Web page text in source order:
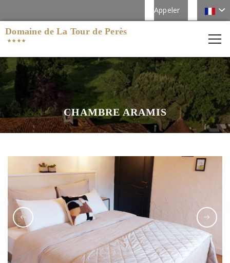
Appeler
Domaine de La Tour de Perès
CHAMBRE ARAMIS